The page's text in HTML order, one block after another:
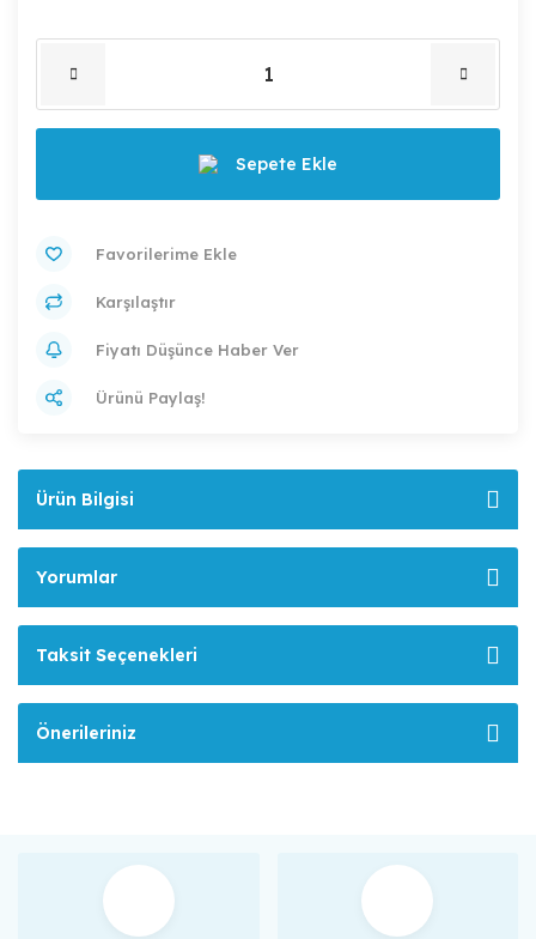
Sepete Ekle
Karşılaştır
Fiyatı Düşünce Haber Ver
Ürünü Paylaş!
Ürün Bilgisi
Yorumlar
Taksit Seçenekleri
Önerileriniz